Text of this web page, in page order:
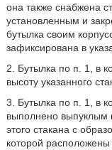
она также снабжена
установленным и
бутылка своим
зафиксирована в
2. Бутылка по п. 1, в
высоту указанного
3. Бутылка по п. 1, в
выполнено выпуклым
этого стакана с
которой расположены